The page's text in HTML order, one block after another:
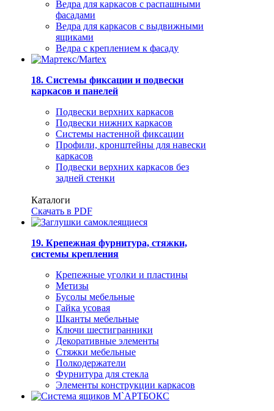
Ведра для каркасов с распашными
фасадами
Ведра для каркасов с выдвижными
ящиками
Ведра с креплением к фасаду
18. Системы фиксации и подвески
каркасов и панелей
Подвески верхних каркасов
Подвески нижних каркасов
Системы настенной фиксации
Профили, кронштейны для навески
каркасов
Подвески верхних каркасов без
задней стенки
Каталоги
Скачать в PDF
19. Крепежная фурнитура, стяжки,
системы крепления
Крепежные уголки и пластины
Метизы
Бусолы мебельные
Гайка усовая
Шканты мебельные
Ключи шестигранники
Декоративные элементы
Стяжки мебельные
Полкодержатели
Фурнитура для стекла
Элементы конструкции каркасов